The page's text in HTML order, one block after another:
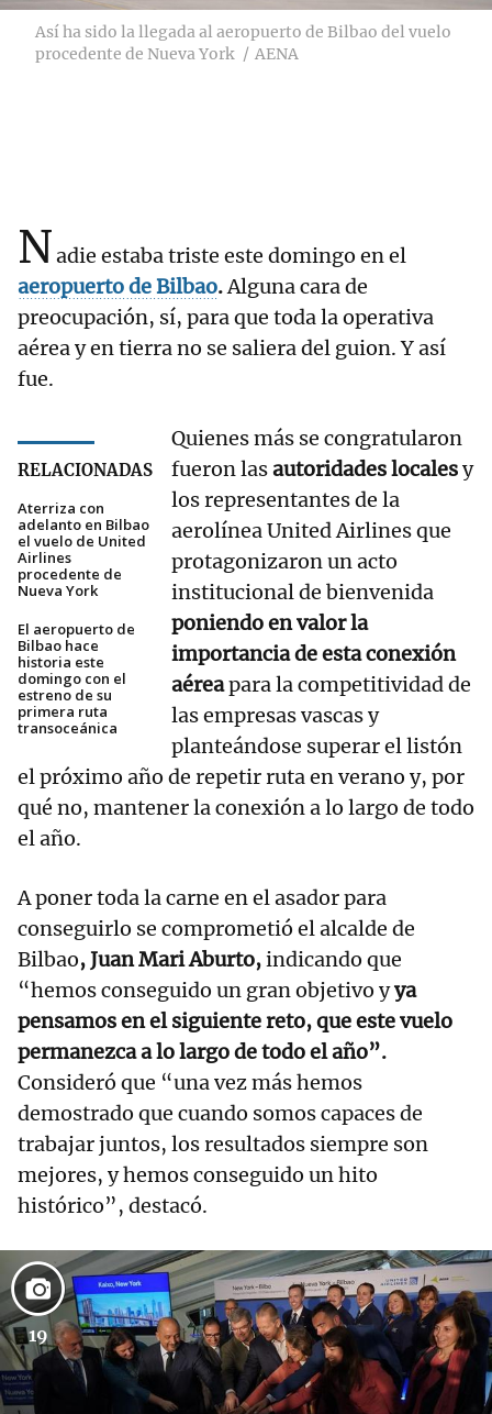
Así ha sido la llegada al aeropuerto de Bilbao del vuelo
procedente de Nueva York
AENA
Nadie estaba triste este domingo en el
aeropuerto de Bilbao.Alguna cara de
preocupación, sí, para que toda la operativa
aérea y en tierra no se saliera del guion. Y así
fue.
RELACIONADAS
Aterriza con
adelanto en Bilbao
el vuelo de United
Airlines
procedente de
Nueva York
El aeropuerto de
Bilbao hace
historia este
domingo con el
estreno de su
primera ruta
transoceánica
Quienes más se congratularon
fueron lasautoridades localesy
los representantes de la
aerolínea United Airlines que
protagonizaron un acto
institucional de bienvenida
poniendo en valor la
importancia de esta conexión
aéreapara la competitividad de
las empresas vascas y
planteándose superar el listón
el próximo año de repetir ruta en verano y, por
qué no, mantener la conexión a lo largo de todo
el año.
A poner toda la carne en el asador para
conseguirlo se comprometió el alcalde de
Bilbao, Juan Mari Aburto,indicando que
“hemos conseguido un gran objetivo yya
pensamos en el siguiente reto, que este vuelo
permanezca a lo largo de todo el año”.
Consideró que “una vez más hemos
demostrado que cuando somos capaces de
trabajar juntos, los resultados siempre son
mejores, y hemos conseguido un hito
histórico”, destacó.
19